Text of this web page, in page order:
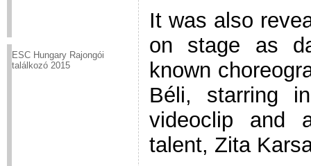
ESC Hungary Rajongói
találkozó 2015
It was also
on stage as
known
Béli, starring
videoclip and
talent, Zita